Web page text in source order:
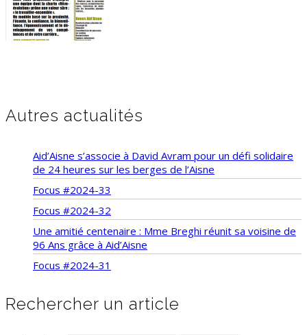
Autres actualités
Aid’Aisne s’associe à David Avram pour un défi solidaire
de 24 heures sur les berges de l’Aisne
Focus #2024-33
Focus #2024-32
Une amitié centenaire : Mme Breghi réunit sa voisine de
96 Ans grâce à Aid’Aisne
Focus #2024-31
Rechercher un article